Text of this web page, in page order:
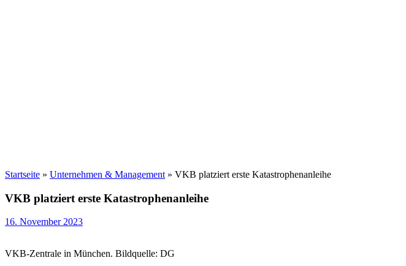
Startseite » Unternehmen & Management » VKB platziert erste Katastrophenanleihe
VKB platziert erste Katastrophenanleihe
16. November 2023
VKB-Zentrale in München. Bildquelle: DG